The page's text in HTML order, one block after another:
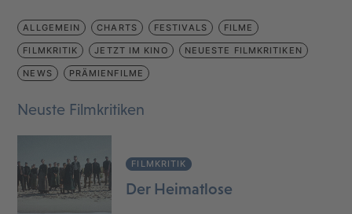
ALLGEMEIN CHARTS FESTIVALS FILME
FILMKRITIK JETZT IM KINO NEUESTE FILMKRITIKEN
NEWS PRÄMIENFILME
Neuste Filmkritiken
FILMKRITIK
Der Heimatlose